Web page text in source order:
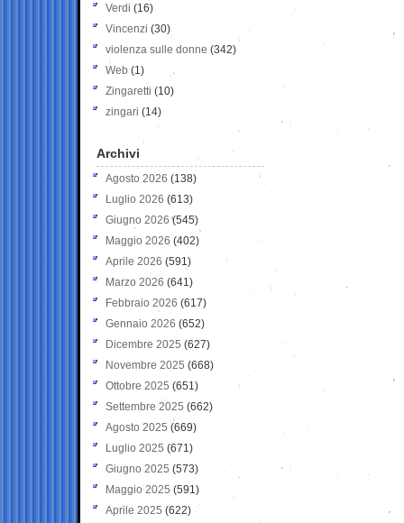
Verdi (16)
Vincenzi (30)
violenza sulle donne (342)
Web (1)
Zingaretti (10)
zingari (14)
Archivi
Agosto 2026 (138)
Luglio 2026 (613)
Giugno 2026 (545)
Maggio 2026 (402)
Aprile 2026 (591)
Marzo 2026 (641)
Febbraio 2026 (617)
Gennaio 2026 (652)
Dicembre 2025 (627)
Novembre 2025 (668)
Ottobre 2025 (651)
Settembre 2025 (662)
Agosto 2025 (669)
Luglio 2025 (671)
Giugno 2025 (573)
Maggio 2025 (591)
Aprile 2025 (622)